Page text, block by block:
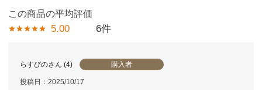
5.00 6
らすびの 4 購入者
投稿日 2025/10/17